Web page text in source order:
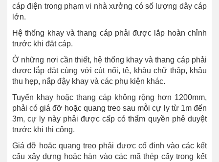
cáp điện trong phạm vi nhà xưởng có số lượng dây cáp
lớn.
Hệ thống khay và thang cáp phải được lắp hoàn chỉnh
trước khi đặt cáp.
Ở những nơi cần thiết, hệ thống khay và thang cáp phải
được lắp đặt cùng với cút nối, tê, khâu chữ thập, khâu
thu hẹp, nắp đậy khay và các phụ kiện khác.
Tuyến khay hoặc thang cáp không rộng hơn 1200mm,
phải có giá đỡ hoặc quang treo sau mỗi cự ly từ 1m đến
3m, cự ly này phải được cấp có thẩm quyền phê duyệt
trước khi thi công.
Giá đỡ hoặc quang treo phải được cố định vào các kết
cấu xây dựng hoặc hàn vào các mã thép cấy trong kết